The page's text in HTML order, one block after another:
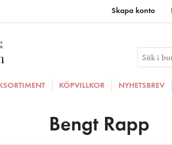
Skapa konto
KÖPVILLKOR NYHETSBREV
Bengt Rapp